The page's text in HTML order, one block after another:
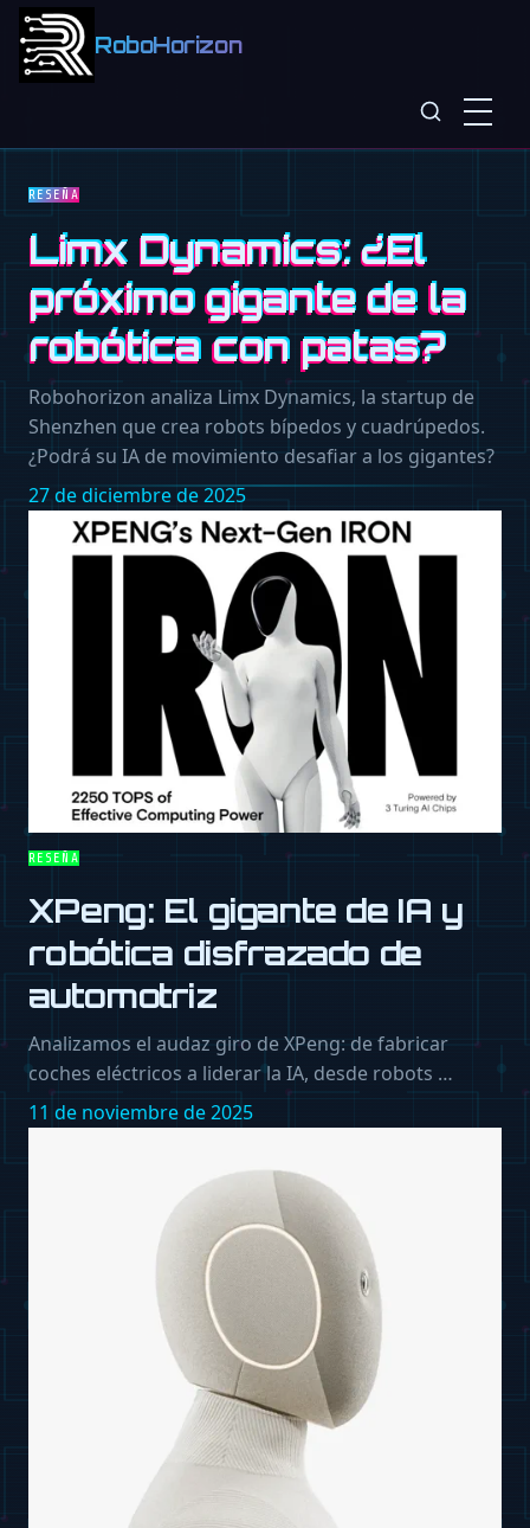
RoboHorizon
RESEÑA
Limx Dynamics: ¿El
próximo gigante de la
robótica con patas?
Robohorizon analiza Limx Dynamics, la startup de
Shenzhen que crea robots bípedos y cuadrúpedos.
¿Podrá su IA de movimiento desafiar a los gigantes?
27 de diciembre de 2025
RESEÑA
XPeng: El gigante de IA y
robótica disfrazado de
automotriz
Analizamos el audaz giro de XPeng: de fabricar
coches eléctricos a liderar la IA, desde robots …
11 de noviembre de 2025